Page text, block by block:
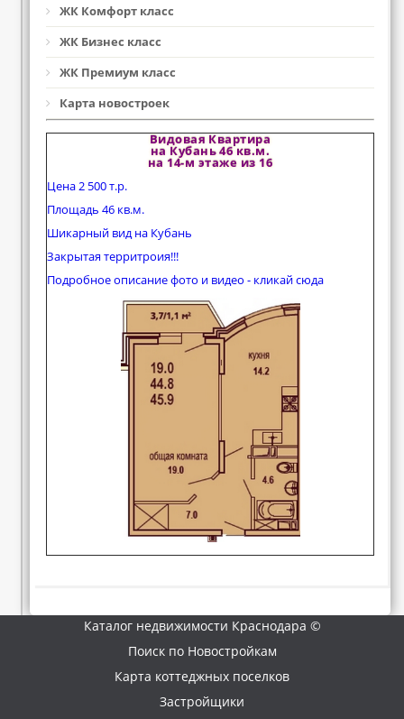
ЖК Комфорт класс
ЖК Бизнес класс
ЖК Премиум класс
Карта новостроек
Видовая Квартира
на Кубань 46 кв.м.
на 14-м этаже из 16
Цена 2 500 т.р.
Площадь 46 кв.м.
Шикарный вид на Кубань
Закрытая территроия!!!
Подробное описание фото и видео - кликай сюда
Каталог недвижимости Краснодара ©
Поиск по Новостройкам
Карта коттеджных поселков
Застройщики